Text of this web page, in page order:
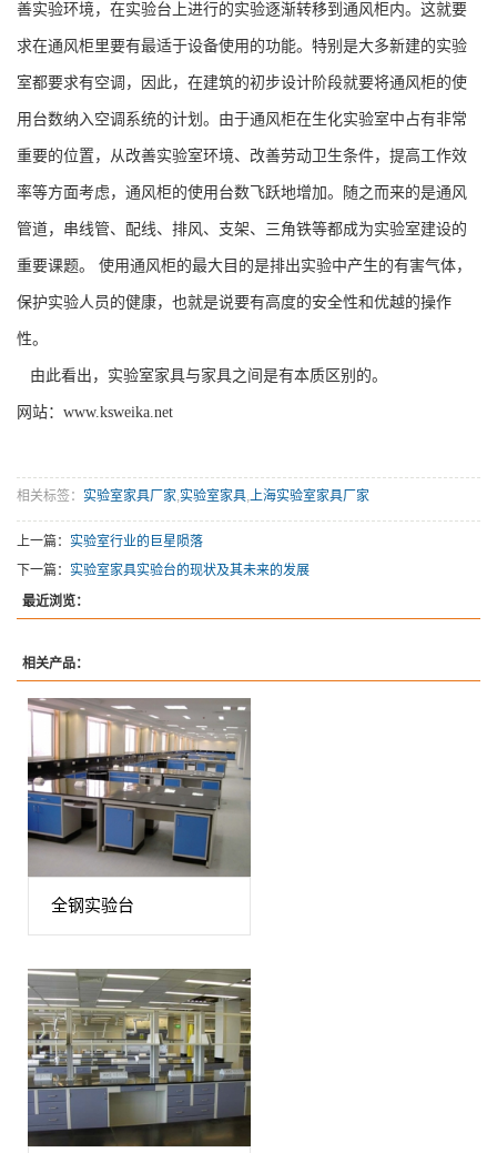
善实验环境，在实验台上进行的实验逐渐转移到通风柜内。这就要
求在通风柜里要有最适于设备使用的功能。特别是大多新建的实验
室都要求有空调，因此，在建筑的初步设计阶段就要将通风柜的使
用台数纳入空调系统的计划。由于通风柜在生化实验室中占有非常
重要的位置，从改善实验室环境、改善劳动卫生条件，提高工作效
率等方面考虑，通风柜的使用台数飞跃地增加。随之而来的是通风
管道，串线管、配线、排风、支架、三角铁等都成为实验室建设的
重要课题。 使用通风柜的最大目的是排出实验中产生的有害气体，
保护实验人员的健康，也就是说要有高度的安全性和优越的操作
性。
由此看出，实验室家具与家具之间是有本质区别的。
网站：www.ksweika.net
相关标签： 实验室家具厂家,实验室家具,上海实验室家具厂家
上一篇： 实验室行业的巨星陨落
下一篇： 实验室家具实验台的现状及其未来的发展
最近浏览：
相关产品：
全钢实验台